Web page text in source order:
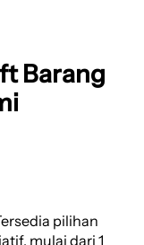
Barang
pilihan
mulai dari 1